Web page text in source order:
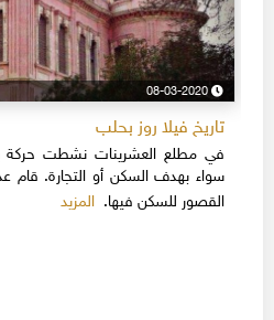
08-03-2020
تاريخ فيلا روز بحلب
في مطلع العشرينات نشطت حركة
سواء بهدف السكن أو التجارة. قام عدة
القصور للسكن فيها.المزيد